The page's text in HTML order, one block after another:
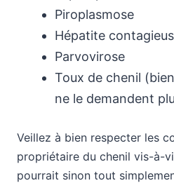
Piroplasmose
Hépatite
Parvovirose
Toux de chenil
ne le demandent
Veillez à bien respecter les
propriétaire du chenil vis-à-
pourrait sinon tout